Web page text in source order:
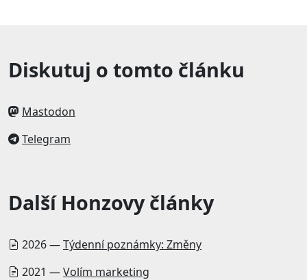
Diskutuj o tomto článku
Mastodon
Telegram
Další Honzovy články
2026 —Týdenní poznámky: Změny
2021 —Volím marketing